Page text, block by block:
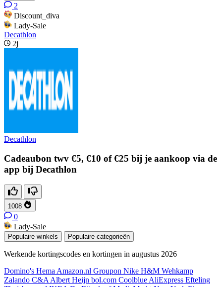
2
Discount_diva
Lady-Sale
Decathlon
2j
Decathlon
Cadeaubon twv €5, €10 of €25 bij je aankoop via de
app bij Decathlon
1008
0
Lady-Sale
Populaire winkels Populaire categorieën
Werkende kortingscodes en kortingen in augustus 2026
Domino's Hema Amazon.nl Groupon Nike H&M Wehkamp
Zalando C&A Albert Heijn bol.com Coolblue AliExpress Efteling